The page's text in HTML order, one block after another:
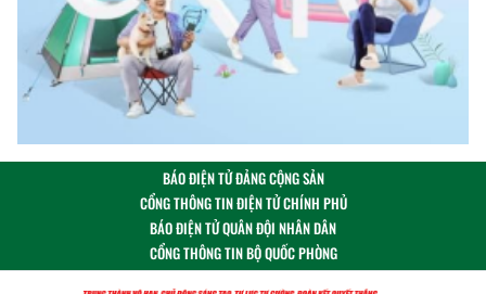
BÁO ĐIỆN TỬ ĐẢNG CỘNG SẢN
CỔNG THÔNG TIN ĐIỆN TỬ CHÍNH PHỦ
BÁO ĐIỆN TỬ QUÂN ĐỘI NHÂN DÂN
CỔNG THÔNG TIN BỘ QUỐC PHÒNG